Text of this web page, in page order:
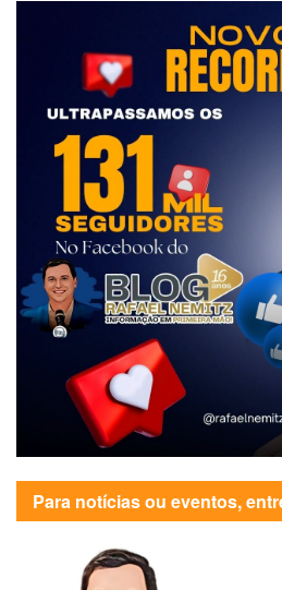
Para notícias ou eventos,